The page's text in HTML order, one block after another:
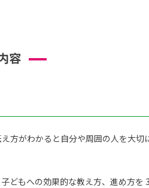
容
方がわかると自分や周囲の人を大切
どもへの効果的な教え方、進め方を